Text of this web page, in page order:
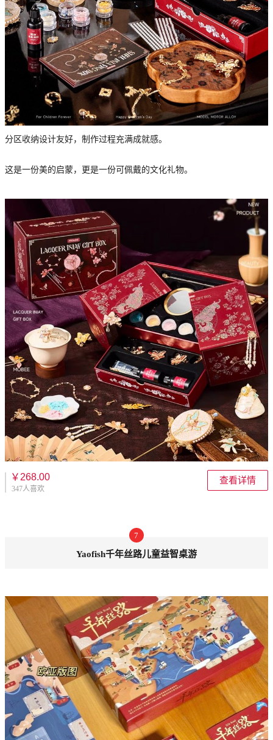
分区收纳设计友好，制作过程充满成就感。
这是一份美的启蒙，更是一份可佩戴的文化礼物。
￥268.00
347人喜欢
查看详情
7
Yaofish千年丝路儿童益智桌游